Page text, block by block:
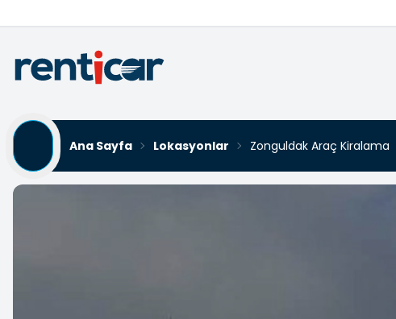
Ana Sayfa
Lokasyonlar Zonguldak Araç Kiralama